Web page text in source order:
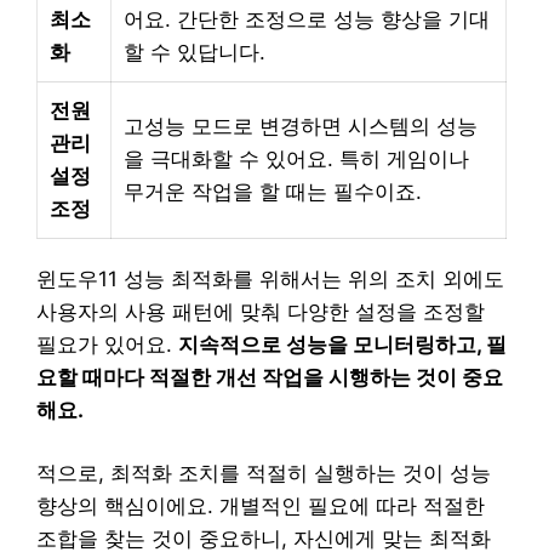
최소
화
어요. 간단한 조정으로 성능 향상을 기대
할 수 있답니다.
전원
관리
설정
조정
고성능 모드로 변경하면 시스템의 성능
을 극대화할 수 있어요. 특히 게임이나
무거운 작업을 할 때는 필수이죠.
윈도우11 성능 최적화를 위해서는 위의 조치 외에도
사용자의 사용 패턴에 맞춰 다양한 설정을 조정할
필요가 있어요. 지속적으로 성능을 모니터링하고, 필
요할 때마다 적절한 개선 작업을 시행하는 것이 중요
해요.
적으로, 최적화 조치를 적절히 실행하는 것이 성능
향상의 핵심이에요. 개별적인 필요에 따라 적절한
조합을 찾는 것이 중요하니, 자신에게 맞는 최적화